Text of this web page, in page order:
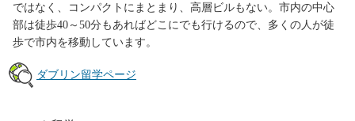
ではなく、コンパクトにまとまり、高層ビルもない。市内の中心
部は徒歩40～50分もあればどこにでも行けるので、多くの人が徒
歩で市内を移動しています。
ダブリン留学ページ